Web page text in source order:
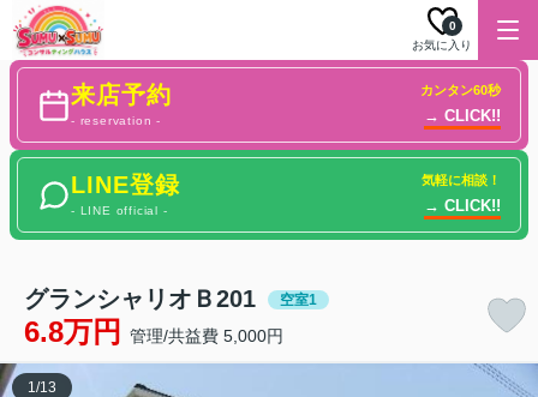
お気に入り
0
来店予約
- reservation -
カンタン60秒
→ CLICK!!
LINE登録
- LINE official -
気軽に相談！
→ CLICK!!
グランシャリオＢ201 空室1
6.8万円 管理/共益費 5,000円
1/13